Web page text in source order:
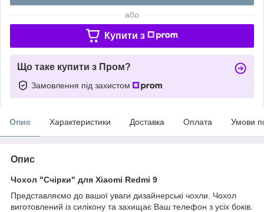
або
Купити з
Що таке купити з Пром?
Замовлення під захистом
Опис Характеристики Доставка Оплата Умови
Опис
Чохол "Счірки" для Xiaomi Redmi 9
Представляємо до вашої уваги дизайнерські чохли. Чохол
виготовлений із силікону та захищає Ваш телефон з усіх боків.